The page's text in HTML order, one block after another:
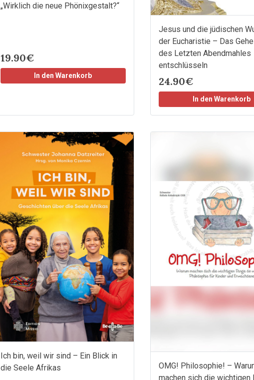
„Wirklich die neue Phönixgestalt?“
19.90€
In den Warenkorb
Jesus und die jüdischen
der Eucharistie – Das
des Letzten Abendmahles
entschlüsseln
24.90€
In den Warenkorb
Ich bin, weil wir sind – Ein Blick in
die Seele Afrikas
OMG! Philosophie! –
machen sich die wichtigen